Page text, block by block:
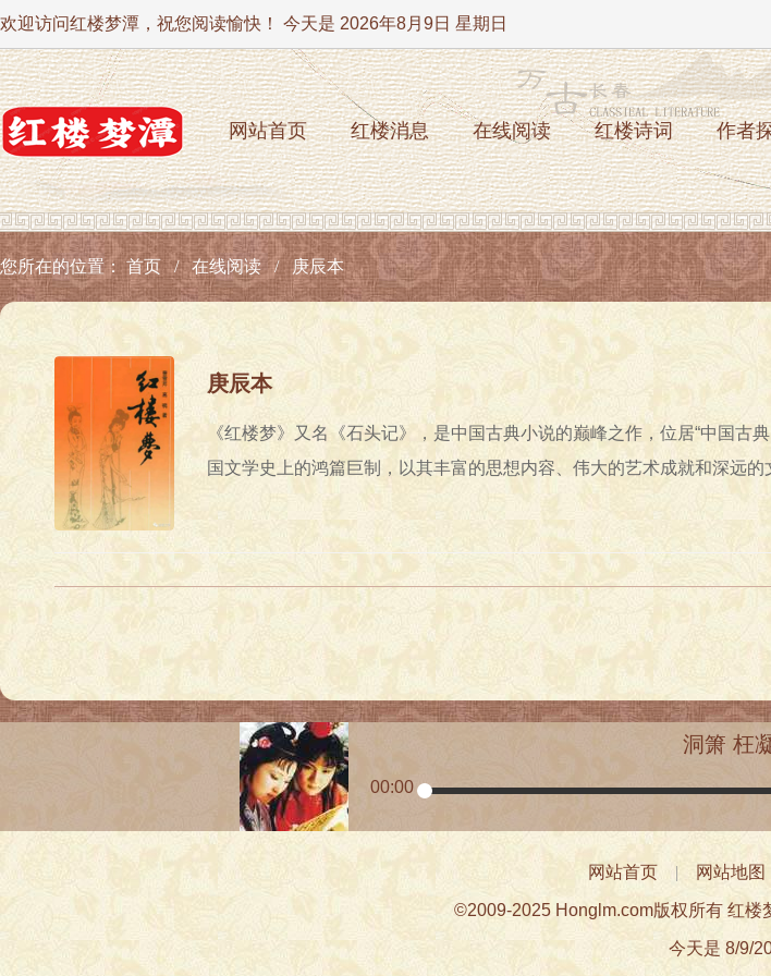
欢迎访问红楼梦潭，祝您阅读愉快！ 今天是 2026年8月9日 星期日
网站首页 红楼消息 在线阅读 红楼诗词 作者
您所在的位置： 首页 在线阅读 庚辰本
庚辰本
《红楼梦》又名《石头记》，是中国古典小说的巅峰之作，位居“中国
国文学史上的鸿篇巨制，以其丰富的思想内容、伟大的艺术成就和深远的
洞箫 枉
00:00
网站首页| 网站地图
©2009-2025 Honglm.com版权所有 红
今天是 8/9/